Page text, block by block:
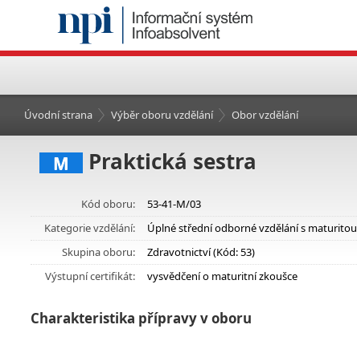
Úvodní strana Výběr oboru vzdělání Obor vzdělání
M Praktická sestra
Kód oboru:
53-41-M/03
Kategorie vzdělání:
Úplné střední odborné vzdělání s maturitou
Skupina oboru:
Zdravotnictví (Kód: 53)
Výstupní certifikát:
vysvědčení o maturitní zkoušce
Charakteristika přípravy v oboru